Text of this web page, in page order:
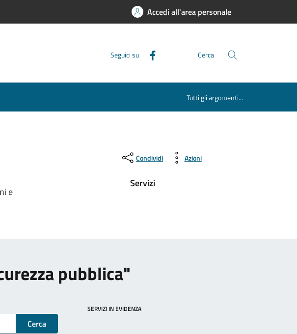
Accedi all'area personale
Seguici su Cerca
Tutti gli argomenti...
e
Condividi Azioni
Servizi
pubblica"
Cerca
SERVIZI IN EVIDENZA